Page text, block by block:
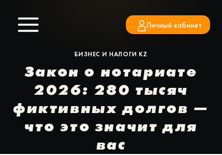
содержимому
Личный кабинет
БИЗНЕС И НАЛОГИ KZ
Закон о нотариате
2026: 280 тысяч
фиктивных долгов —
что это значит для
вас